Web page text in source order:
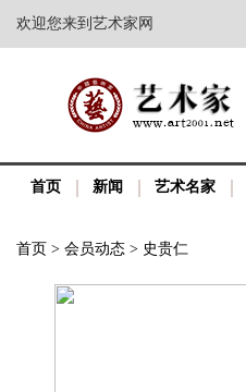
欢迎您来到艺术家网
首页 新闻 艺术名家
首页 > 会员动态 > 史贵仁